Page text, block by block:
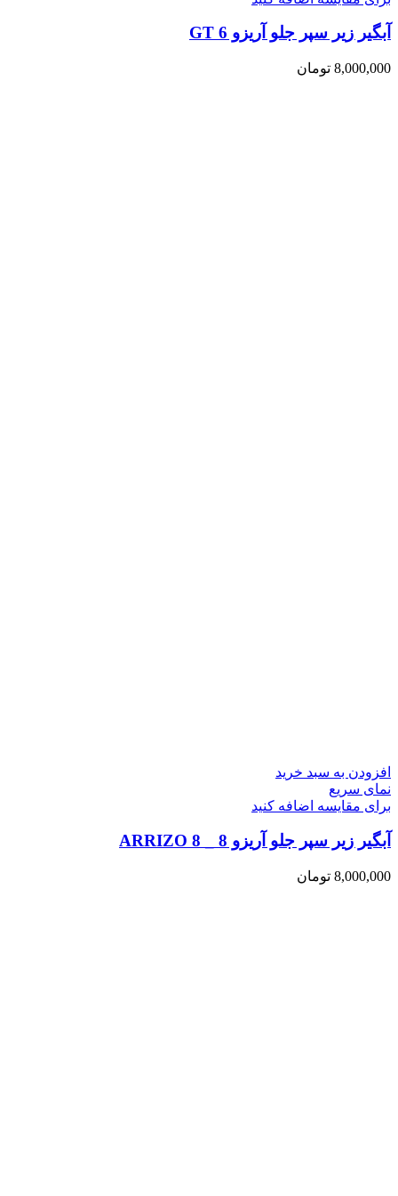
آبگیر زیر سپر جلو آریزو 6 GT
8,000,000 تومان
افزودن به سبد خرید
نمای سریع
برای مقایسه اضافه کنید
آبگیر زیر سپر جلو آریزو 8 _ ARRIZO 8
8,000,000 تومان